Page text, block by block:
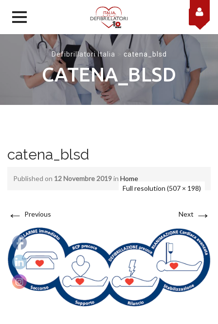
Skip to content
Defibrillatori Italia catena_blsd
CATENA_BLSD
catena_blsd
Published on 12 Novembre 2019in Home
Full resolution (507 × 198)
← Previous Next →